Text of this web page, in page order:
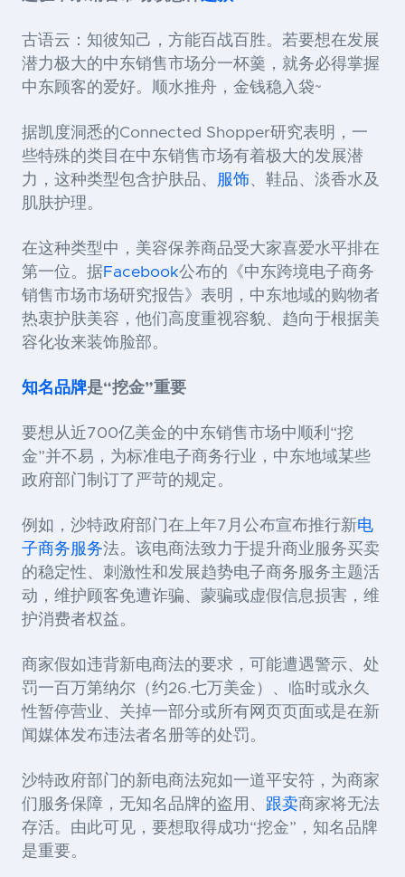
古语云：知彼知己，方能百战百胜。若要想在发展
潜力极大的中东销售市场分一杯羹，就务必得掌握
中东顾客的爱好。顺水推舟，金钱稳入袋~
据凯度洞悉的Connected Shopper研究表明，一
些特殊的类目在中东销售市场有着极大的发展潜
力，这种类型包含护肤品、
服饰、鞋品、淡香水及
肌肤护理。
在这种类型中，美容保养商品受大家喜爱水平排在
第一位。据Facebook公布的《中东跨境电子商务
销售市场市场研究报告》表明， 中东地域的购物者
热衷护肤美容， 他们高度重视容貌、趋向于根据美
容化妆来装饰脸部。
知名品牌是“挖金”重要
要想从近700亿美金的中东销售市场中顺利“挖
金”并不易，为标准电子商务行业，中东地域某些
政府部门制订了严苛的规定。
例如，沙特政府部门在上年7月公布宣布推行新电
子商务服务法。该电商法致力于提升商业服务买卖
的稳定性、刺激性和发展趋势电子商务服务主题活
动，维护顾客免遭诈骗、蒙骗或虚假信息损害，维
护消费者权益。
商家假如违背新电商法的要求，可能遭遇警示、处
罚一百万第纳尔（约26.七万美金）、临时或永久
性暂停营业、关掉一部分或所有网页页面或是在新
闻媒体发布违法者名册等的处罚。
沙特政府部门的新电商法宛如一道平安符，为商家
们服务保障，无知名品牌的盗用、 跟卖商家将无法
存活。由此可见，要想取得成功“挖金”，知名品牌
是重要。